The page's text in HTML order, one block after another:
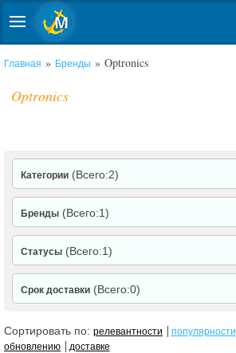
Главная » Бренды » Optronics
Optronics
Категории (Всего:2)
Бренды (Всего:1)
Статусы (Всего:1)
Срок доставки (Всего:0)
Сортировать по: релевантности популярности
обновлению
доставке